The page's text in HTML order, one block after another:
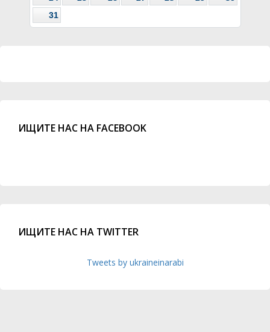
31
ИЩИТЕ НАС НА FACEBOOK
ИЩИТЕ НАС НА TWITTER
Tweets by ukraineinarabi